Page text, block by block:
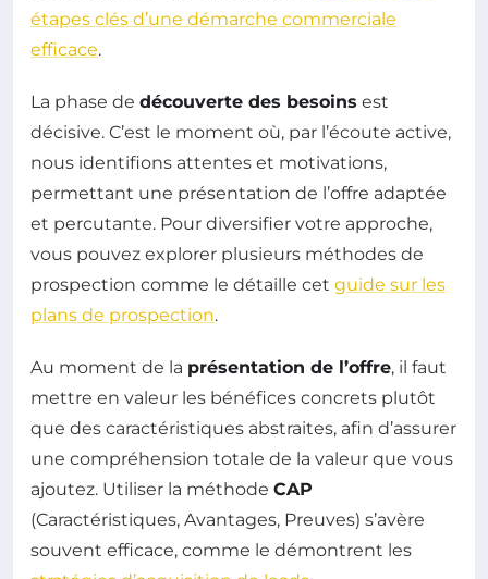
étapes clés d’une démarche commerciale
efficace.
La phase de découverte des besoins est
décisive. C’est le moment où, par l’écoute active,
nous identifions attentes et motivations,
permettant une présentation de l’offre adaptée
et percutante. Pour diversifier votre approche,
vous pouvez explorer plusieurs méthodes de
prospection comme le détaille cet guide sur les
plans de prospection.
Au moment de la présentation de l’offre, il faut
mettre en valeur les bénéfices concrets plutôt
que des caractéristiques abstraites, afin d’assurer
une compréhension totale de la valeur que vous
ajoutez. Utiliser la méthode CAP
(Caractéristiques, Avantages, Preuves) s’avère
souvent efficace, comme le démontrent les